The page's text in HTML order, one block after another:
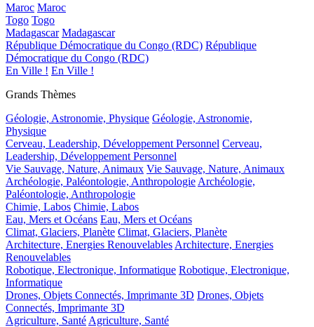
Maroc Maroc
Togo Togo
Madagascar Madagascar
République Démocratique du Congo (RDC) République
Démocratique du Congo (RDC)
En Ville ! En Ville !
Grands Thèmes
Géologie, Astronomie, Physique Géologie, Astronomie,
Physique
Cerveau, Leadership, Développement Personnel Cerveau,
Leadership, Développement Personnel
Vie Sauvage, Nature, Animaux Vie Sauvage, Nature, Animaux
Archéologie, Paléontologie, Anthropologie Archéologie,
Paléontologie, Anthropologie
Chimie, Labos Chimie, Labos
Eau, Mers et Océans Eau, Mers et Océans
Climat, Glaciers, Planète Climat, Glaciers, Planète
Architecture, Energies Renouvelables Architecture, Energies
Renouvelables
Robotique, Electronique, Informatique Robotique, Electronique,
Informatique
Drones, Objets Connectés, Imprimante 3D Drones, Objets
Connectés, Imprimante 3D
Agriculture, Santé Agriculture, Santé